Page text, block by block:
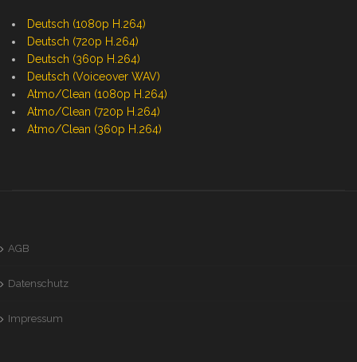
Deutsch (1080p H.264)
Deutsch (720p H.264)
Deutsch (360p H.264)
Deutsch (Voiceover WAV)
Atmo/Clean (1080p H.264)
Atmo/Clean (720p H.264)
Atmo/Clean (360p H.264)
AGB
Datenschutz
Impressum